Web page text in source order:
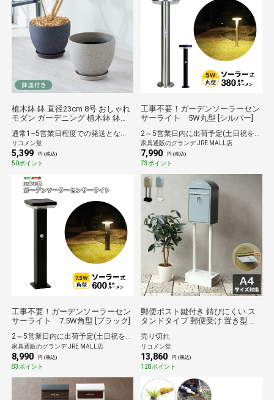
植木鉢 鉢 直径23cm 8号 おしゃれ
モダン ガーデニング 植木鉢 鉢カ
葉植物 屋外 室内 軽い インテリア
鉢皿 ソーサー付き グレー【送料
無料】
通常1~5営業日程度での発送となります。
リコメン堂
5,399 円 (税込)
50ポイント
工事不要！ガーデンソーラーセン
サーライト 5W丸型 [シルバー]
2～5営業日内に出荷予定(土日祝を除く)
家具通販のグランデ JRE MALL店
7,990 円 (税込)
73ポイント
工事不要！ガーデンソーラーセン
サーライト 7.5W角型 [ブラック]
2～5営業日内に出荷予定(土日祝を除く)
家具通販のグランデ JRE MALL店
8,990 円 (税込)
83ポイント
郵便ポスト鍵付き 錆びにくい ス
タンドタイプ 郵便受け 置き型 ス
ルボックス 新聞受け 鍵付き スタ
ンド式 大容量 ポスト付き 家庭用
屋外 おしゃれ 北欧【送料無料】
売り切れ
リコメン堂
13,860 円 (税込)
128ポイント